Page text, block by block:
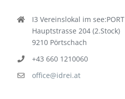
I3 Vereinslokal im see:PORT
Hauptstrasse 204 (2.Stock)
9210 Pörtschach
+43 660 1210060
office@idrei.at